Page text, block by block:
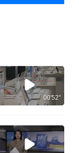
00'52''